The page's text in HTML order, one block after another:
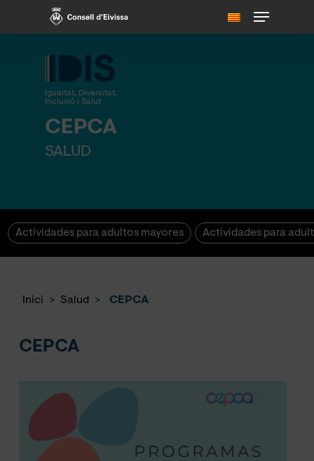
Menu
Igualtat, Diversitat,
Inclusió i Salut
CEPCA
SALUD
Actividades para adultos mayores Actividades para
Inici > Salud > CEPCA
CEPCA